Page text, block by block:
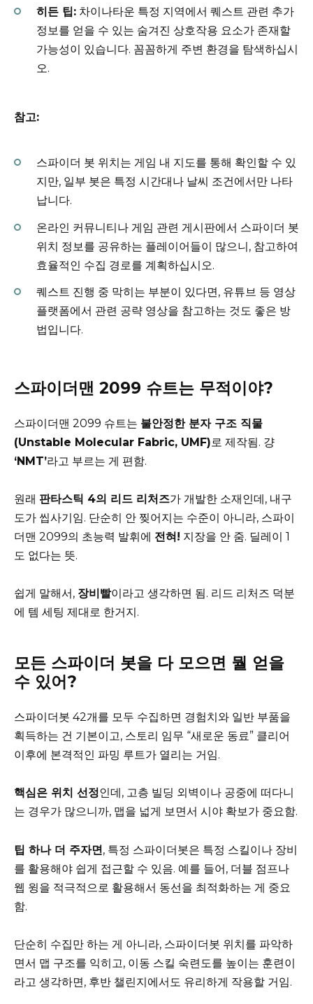
히든 팁: 차이나타운 특정 지역에서 퀘스트 관련 추가
정보를 얻을 수 있는 숨겨진 상호작용 요소가 존재할
가능성이 있습니다. 꼼꼼하게 주변 환경을 탐색하십시
오.
참고:
스파이더 봇 위치는 게임 내 지도를 통해 확인할 수 있
지만, 일부 봇은 특정 시간대나 날씨 조건에서만 나타
납니다.
온라인 커뮤니티나 게임 관련 게시판에서 스파이더 봇
위치 정보를 공유하는 플레이어들이 많으니, 참고하여
효율적인 수집 경로를 계획하십시오.
퀘스트 진행 중 막히는 부분이 있다면, 유튜브 등 영상
플랫폼에서 관련 공략 영상을 참고하는 것도 좋은 방
법입니다.
스파이더맨 2099 슈트는 무적이야?
스파이더맨 2099 슈트는 불안정한 분자 구조 직물
(Unstable Molecular Fabric, UMF)로 제작됨. 걍
‘NMT’라고 부르는 게 편함.
원래 판타스틱 4의 리드 리처즈가 개발한 소재인데, 내구
도가 씹사기임. 단순히 안 찢어지는 수준이 아니라, 스파이
더맨 2099의 초능력 발휘에 전혀! 지장을 안 줌. 딜레이 1
도 없다는 뜻.
쉽게 말해서, 장비빨이라고 생각하면 됨. 리드 리처즈 덕분
에 템 세팅 제대로 한거지.
모든 스파이더 봇을 다 모으면 뭘 얻을
수 있어?
스파이더봇 42개를 모두 수집하면 경험치와 일반 부품을
획득하는 건 기본이고, 스토리 임무 “새로운 동료” 클리어
이후에 본격적인 파밍 루트가 열리는 거임.
핵심은 위치 선정인데, 고층 빌딩 외벽이나 공중에 떠다니
는 경우가 많으니까, 맵을 넓게 보면서 시야 확보가 중요함.
팁 하나 더 주자면, 특정 스파이더봇은 특정 스킬이나 장비
를 활용해야 쉽게 접근할 수 있음. 예를 들어, 더블 점프나
웹 윙을 적극적으로 활용해서 동선을 최적화하는 게 중요
함.
단순히 수집만 하는 게 아니라, 스파이더봇 위치를 파악하
면서 맵 구조를 익히고, 이동 스킬 숙련도를 높이는 훈련이
라고 생각하면, 후반 챌린지에서도 유리하게 작용할 거임.